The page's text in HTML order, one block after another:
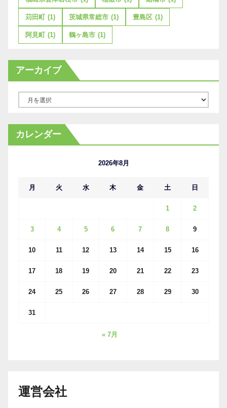
苅田町 (1) 茨城県常総市 (1) 豊島区 (1)
阿見町 (1) 鶴ヶ島市 (1)
アーカイブ
カ
イ
カレンダー
2026年8月
月 火 水 木 金 土 日
1 2
3 4 5 6 7 8 9
10 11 12 13 14 15 16
17 18 19 20 21 22 23
24 25 26 27 28 29 30
31
« 7月
運営会社